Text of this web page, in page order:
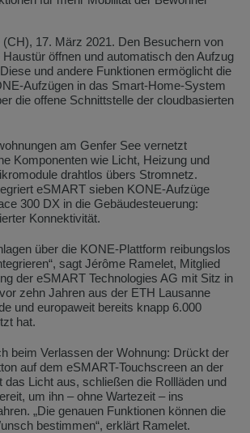
17. März 2021. Den Besuchern von
öffnen und automatisch den Aufzug
und andere Funktionen ermöglicht die
Aufzügen in das Smart-Home-System
die offene Schnittstelle der cloudbasierten
am Genfer See vernetzt
Komponenten wie Licht, Heizung und
drahtlos übers Stromnetz.
eSMART sieben KONE-Aufzüge
300 DX in die Gebäudesteuerung:
Konnektivität.
über die KONE-Plattform reibungslos
sagt Jérôme Ramelet, Mitglied
der eSMART Technologies AG mit Sitz in
zehn Jahren aus der ETH Lausanne
und europaweit bereits knapp 6.000
hat.
beim Verlassen der Wohnung: Drückt der
auf dem eSMART-Touchscreen an der
das Licht aus, schließen die Rollläden und
um ihn – ohne Wartezeit – ins
„Die genauen Funktionen können die
bestimmen“, erklärt Ramelet.